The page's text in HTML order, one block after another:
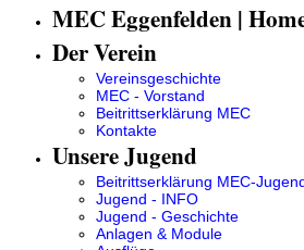
MEC Eggenfelden |
Der Verein
Vereinsgeschichte
MEC - Vorstand
Beitrittserklärung MEC
Kontakte
Unsere Jugend
Beitrittserklärung MEC-
Jugend - INFO
Jugend - Geschichte
Anlagen & Module